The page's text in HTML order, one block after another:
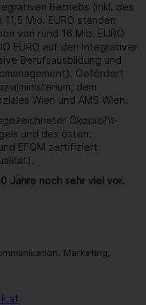
Betriebs (inkl. des
Mio. EURO standen
von rund 16 Mio. EURO
EURO auf den Integrativen
Berufsausbildung und
Gefördert
dem
Wien und AMS Wien.
Ökoprofit-
und des österr.
EFQM zertifiziert
Jahre noch sehr viel vor.
Marketing,